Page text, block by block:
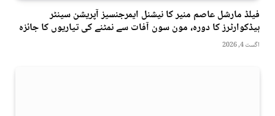
فیلڈ مارشل عاصم منیر کا نیشنل ایمرجنسیز آپریشن سینٹر
ہیڈکوارٹرز کا دورہ، مون سون آفات سے نمٹنے کی تیاریوں کا جائزہ
اگست 4, 2026